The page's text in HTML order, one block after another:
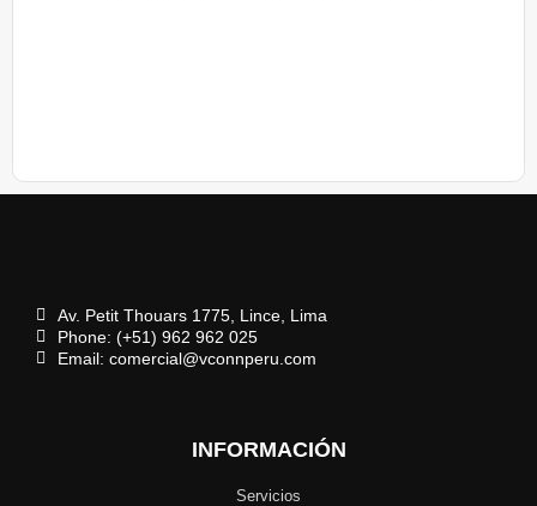
Av. Petit Thouars 1775, Lince, Lima
Phone: (+51) 962 962 025
Email: comercial@vconnperu.com
INFORMACIÓN
Servicios